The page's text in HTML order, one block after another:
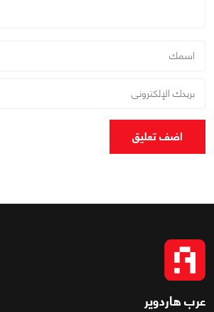
اضف تعليق
عرب هاردوير